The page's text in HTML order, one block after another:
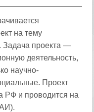
на тему
Задача проекта —
деятельность,
научно-
Проект
РФ и проводится на